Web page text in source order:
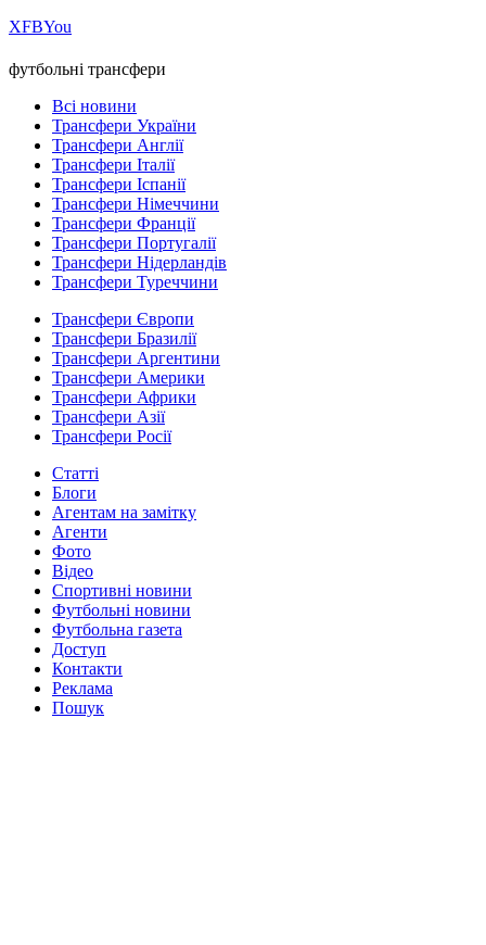
ХFBYou
футбольні трансфери
Всі новини
Трансфери України
Трансфери Англії
Трансфери Італії
Трансфери Іспанії
Трансфери Німеччини
Трансфери Франції
Трансфери Португалії
Трансфери Нідерландів
Трансфери Туреччини
Трансфери Європи
Трансфери Бразилії
Трансфери Аргентини
Трансфери Америки
Трансфери Африки
Трансфери Азії
Трансфери Росії
Статті
Блоги
Агентам на замітку
Агенти
Фото
Відео
Спортивні новини
Футбольні новини
Футбольна газета
Доступ
Контакти
Реклама
Пошук